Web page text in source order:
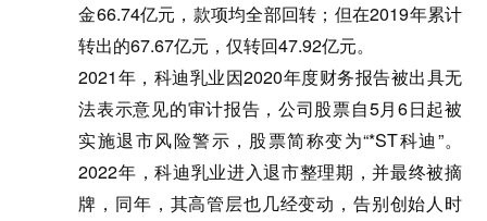
金66.74亿元，款项均全部回转；但在2019年累计
转出的67.67亿元，仅转回47.92亿元。
2021年，科迪乳业因2020年度财务报告被出具无
法表示意见的审计报告，公司股票自5月6日起被
实施退市风险警示，股票简称变为“*ST科迪”。
2022年，科迪乳业进入退市整理期，并最终被摘
牌，同年，其高管层也几经变动，告别创始人时